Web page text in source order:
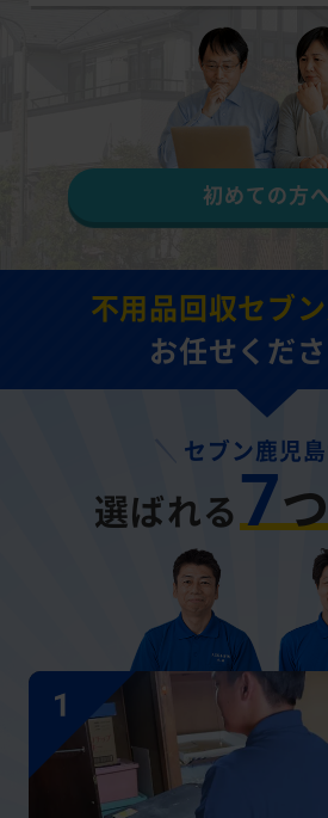
初めての方へ
不用品回収セブ
お任せくださ
セブン鹿児
選ばれる7